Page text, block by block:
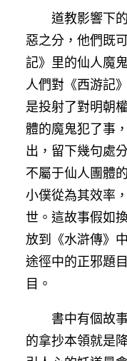
道教影響下
惡之分，他們既
記》里的仙人魔
人們對《西游記
是投射了對明朝
體的魔鬼犯了事
出，留下幾句處
不屬于仙人團體
小僕從為其效率
世。這故事假如
放到《水滸傳》
途徑中的正邪題
目。
書中有個故
的拿抄本領就是